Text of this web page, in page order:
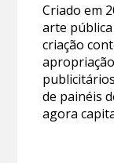
Criado em
arte
criação
de painéis
agora